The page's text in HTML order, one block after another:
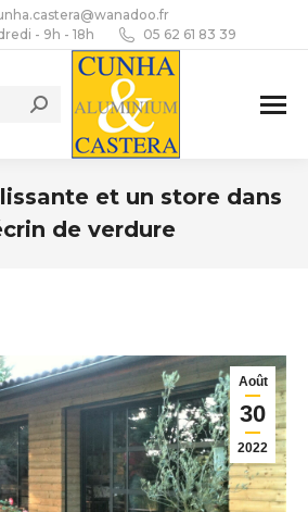
- 9h - 18h
05 62 61 83 39
et un store dans
de verdure
Août
30
2022